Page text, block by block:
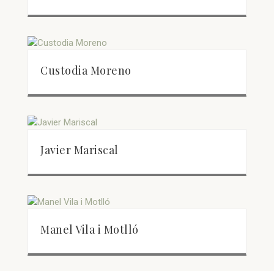
Custodia Moreno
Javier Mariscal
Manel Vila i Motlló